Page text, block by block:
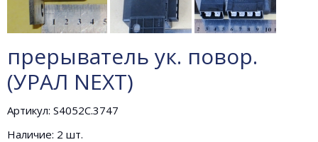
прерыватель ук. повор.
(УРАЛ NEXT)
Артикул: S4052C.3747
Наличие: 2 шт.